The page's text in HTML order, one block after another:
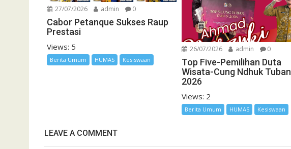
27/07/2026 admin 0
Cabor Petanque Sukses Raup
Prestasi
Views: 5
Berita Umum HUMAS Kesiswaan
26/07/2026 admin 0
Top Five-Pemilihan Duta
Wisata-Cung Ndhuk Tuban
2026
Views: 2
Berita Umum HUMAS Kesiswaan
LEAVE A COMMENT